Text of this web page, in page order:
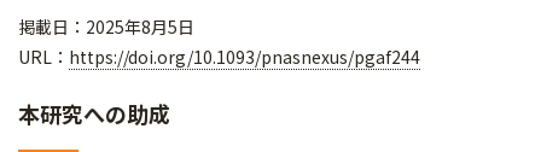
掲載日：2025年8月5日
URL： https://doi.org/10.1093/pnasnexus/pgaf244
本研究への助成